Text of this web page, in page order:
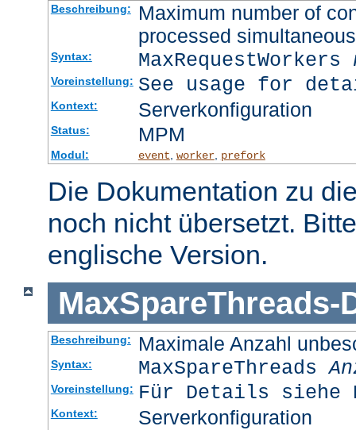
Beschreibung:
Maximum number of
processed
Syntax: MaxRequestWorkers
Voreinstellung: See usage for
Kontext: Serverkonfiguration
Status: MPM
Modul: event worker, prefork
Die Dokumentation zu
noch nicht übersetzt.
englische Version.
MaxSpareThreads-
Beschreibung: Maximale Anzahl
Syntax: MaxSpareThreads
Voreinstellung: Für Details siehe
Kontext: Serverkonfiguration